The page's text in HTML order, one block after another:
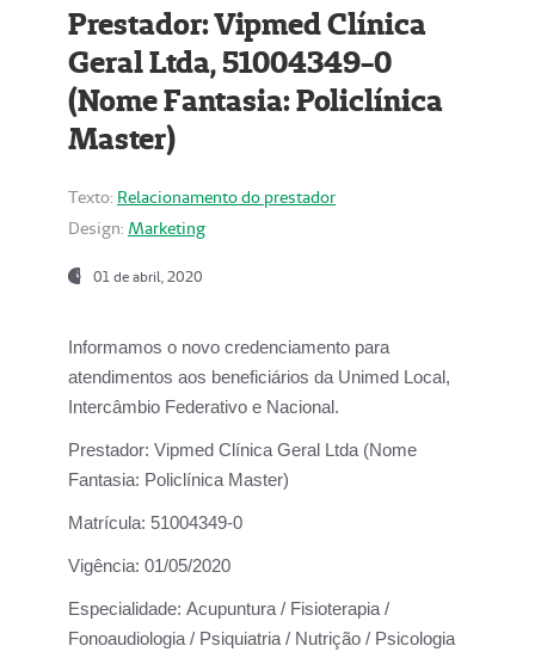
Prestador: Vipmed Clínica
Geral Ltda, 51004349-0
(Nome Fantasia: Policlínica
Master)
Texto: Relacionamento do prestador
Design: Marketing
01 de abril, 2020
Informamos o novo credenciamento para
atendimentos aos beneficiários da Unimed Local,
Intercâmbio Federativo e Nacional.
Prestador: Vipmed Clínica Geral Ltda (Nome
Fantasia: Policlínica Master)
Matrícula: 51004349-0
Vigência: 01/05/2020
Especialidade: Acupuntura / Fisioterapia /
Fonoaudiologia / Psiquiatria / Nutrição / Psicologia